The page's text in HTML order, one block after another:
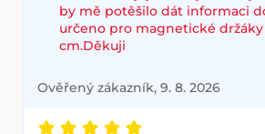
by mě potěšilo dát informaci
určeno pro magnetické
cm.Děkuji
Ověřený zákazník, 9. 8. 2026